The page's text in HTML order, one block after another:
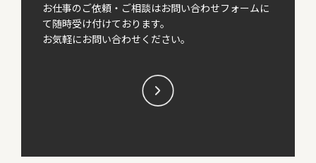
お仕事のご依頼・ご相談はお問い合わせフォームに
て随時受け付けております。
お気軽にお問い合わせください。